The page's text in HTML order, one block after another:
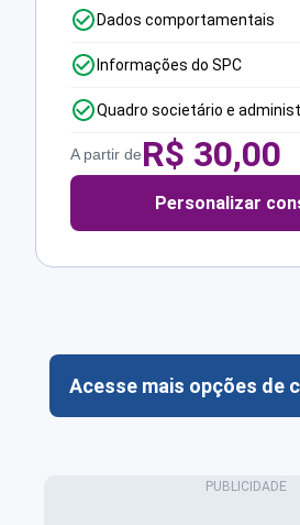
Dados comportamentais
Informações do SPC
Quadro societário e
A partir deR$ 30,00
Personalizar
Acesse mais opções de